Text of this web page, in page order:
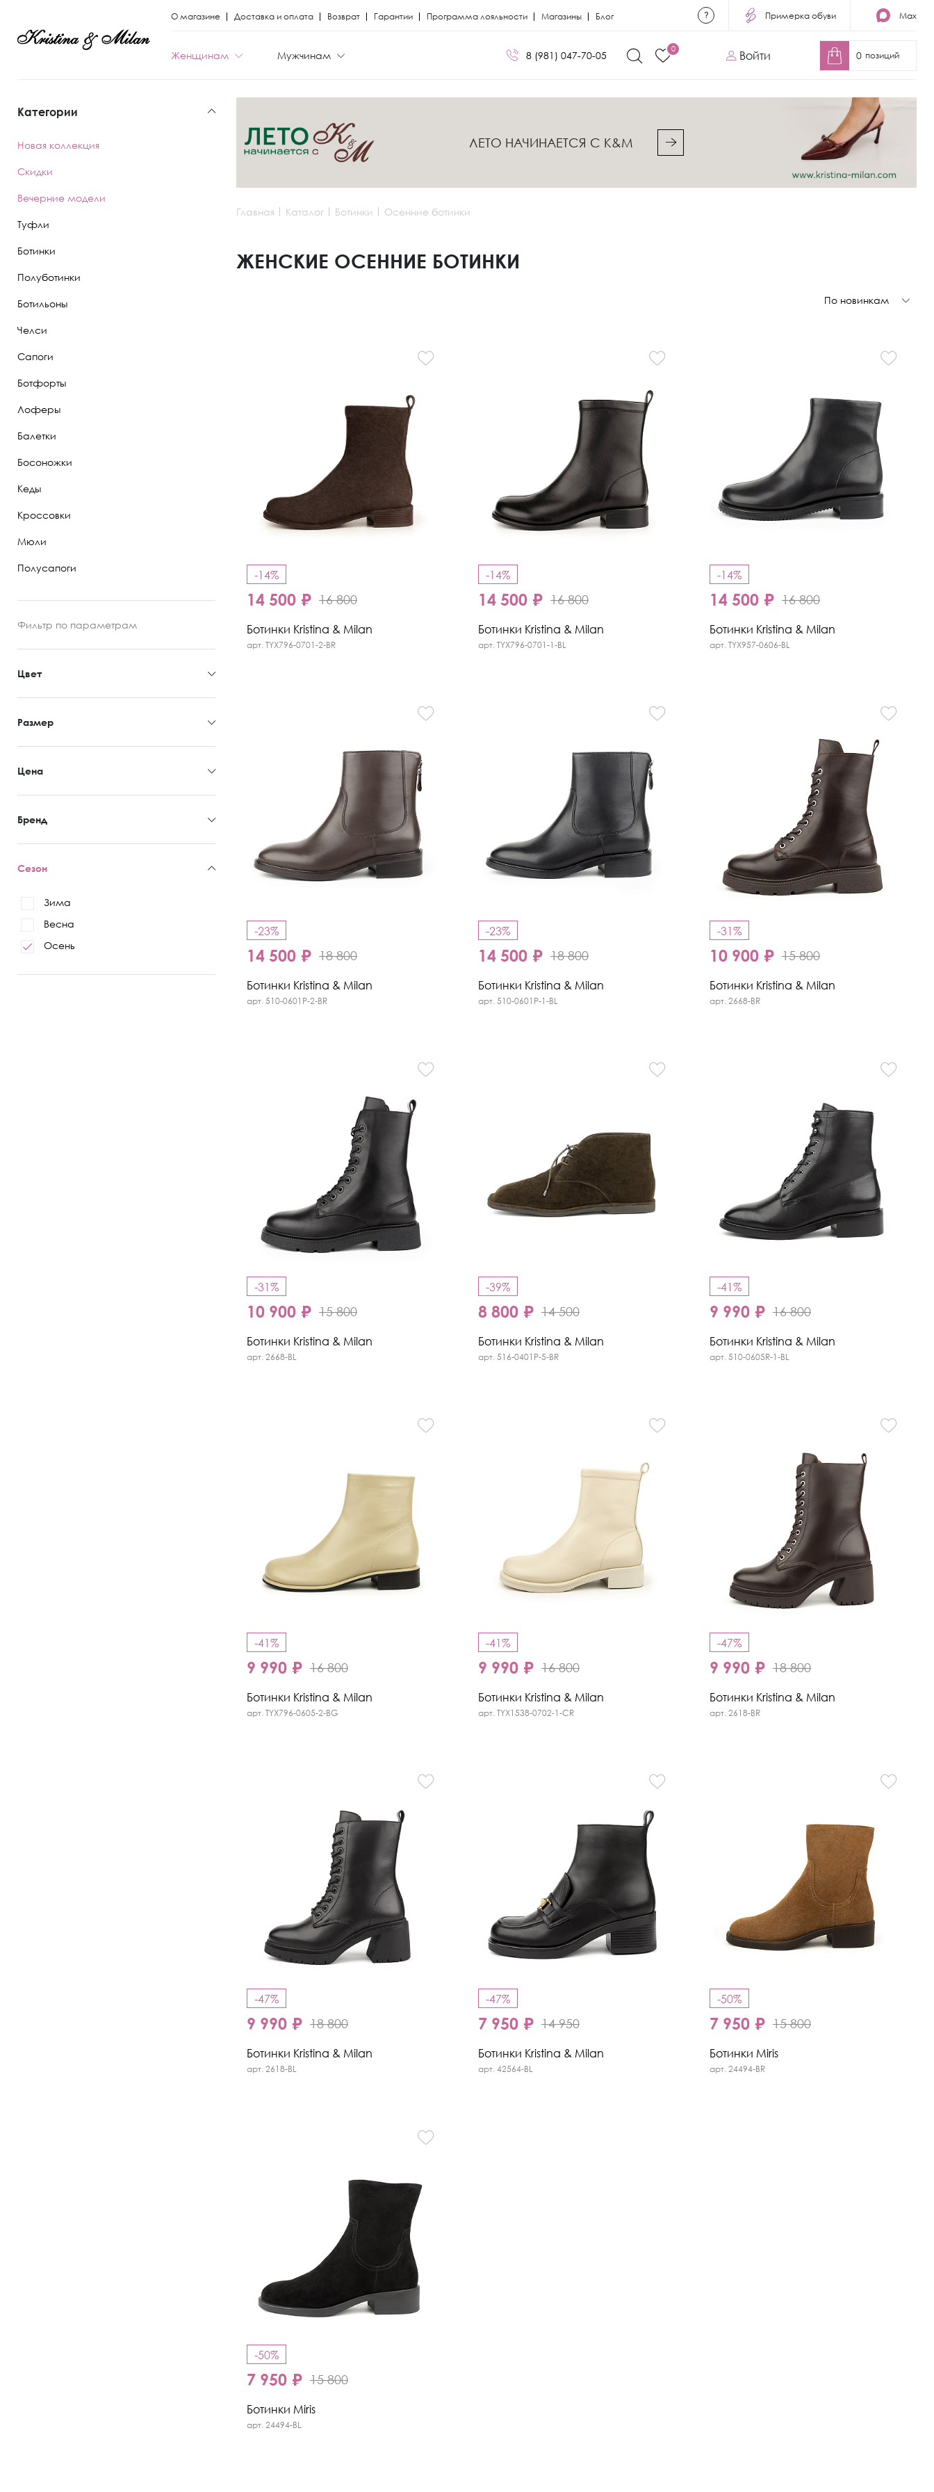
О магазине Доставка и оплата Возврат Гарантии Программа лояльности Магазины Блог Примерка обуви Max
Женщинам
Новая коллекция Ботфорты
Полусапоги
Kristina Milan
Мужчинам
Новая коллекция Кеды Kristina Milan
8 (981) 047-70-05
0
Войти 0 позиций
Категории
Новая коллекция
Скидки
Вечерние модели
Туфли
Ботинки
Полуботинки
Ботильоны
Челси
Сапоги
Ботфорты
Лоферы
Балетки
Босоножки
Кеды
Кроссовки
Мюли
Полусапоги
Фильтр по параметрам
Цвет
Размер
Цена
Бренд
Сезон
Зима
Весна
Осень
ЛЕТО НАЧИНАЕТСЯ С K&M
Главная Каталог Ботинки Осенние ботинки
ЖЕНСКИЕ ОСЕННИЕ БОТИНКИ
По новинкам
-14%
14 500 ₽ 16 800
Ботинки Kristina & Milan
арт. TYX796-0701-2-BR
-14%
14 500 ₽ 16 800
Ботинки Kristina & Milan
арт. TYX796-0701-1-BL
-14%
14 500 ₽ 16 800
Ботинки Kristina & Milan
арт. TYX957-0606-BL
-23%
14 500 ₽ 18 800
Ботинки Kristina & Milan
арт. 510-0601P-2-BR
-23%
14 500 ₽ 18 800
Ботинки Kristina & Milan
арт. 510-0601P-1-BL
-31%
10 900 ₽ 15 800
Ботинки Kristina & Milan
арт. 2668-BR
-31%
10 900 ₽ 15 800
Ботинки Kristina & Milan
арт. 2668-BL
-39%
8 800 ₽ 14 500
Ботинки Kristina & Milan
арт. 516-0401P-5-BR
-41%
9 990 ₽ 16 800
Ботинки Kristina & Milan
арт. 510-0605R-1-BL
-41%
9 990 ₽ 16 800
Ботинки Kristina & Milan
арт. TYX796-0605-2-BG
-41%
9 990 ₽ 16 800
Ботинки Kristina & Milan
арт. TYX1538-0702-1-CR
-47%
9 990 ₽ 18 800
Ботинки Kristina & Milan
арт. 2618-BR
-47%
9 990 ₽ 18 800
Ботинки Kristina & Milan
арт. 2618-BL
-47%
7 950 ₽ 14 950
Ботинки Kristina & Milan
арт. 42564-BL
-50%
7 950 ₽ 15 800
Ботинки Miris
арт. 24494-BR
-50%
7 950 ₽ 15 800
Ботинки Miris
арт. 24494-BL